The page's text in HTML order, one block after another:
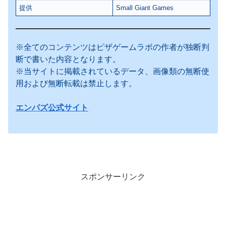
提供 Small Giant Games
※全てのコンテンツはピザゲームラボの作者が独断判
断で書いた内容となります。
※当サイトに掲載されているデータ、画像類の無断使
用および無断転載は禁止します。
エンパズ公式サイト
スポンサーリンク